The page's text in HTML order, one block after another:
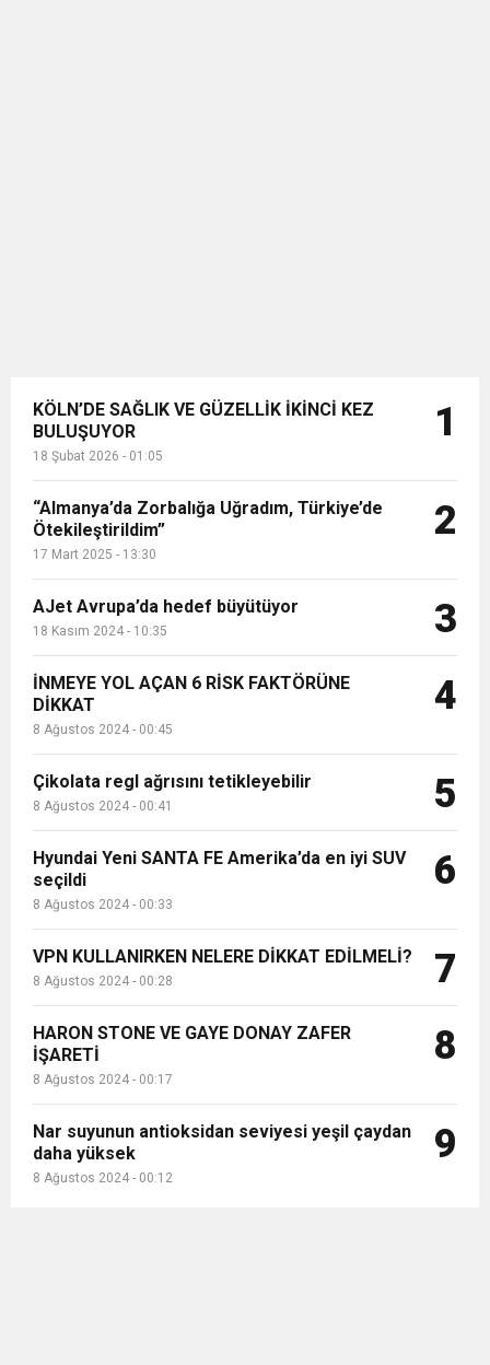
KÖLN’DE SAĞLIK VE GÜZELLİK İKİNCİ KEZ
BULUŞUYOR
18 Şubat 2026 - 01:05
1
“Almanya’da Zorbalığa Uğradım, Türkiye’de
Ötekileştirildim”
17 Mart 2025 - 13:30
2
AJet Avrupa’da hedef büyütüyor
18 Kasım 2024 - 10:35 3
İNMEYE YOL AÇAN 6 RİSK FAKTÖRÜNE
DİKKAT
8 Ağustos 2024 - 00:45
4
Çikolata regl ağrısını tetikleyebilir
8 Ağustos 2024 - 00:41 5
Hyundai Yeni SANTA FE Amerika’da en iyi SUV
seçildi
8 Ağustos 2024 - 00:33
6
VPN KULLANIRKEN NELERE DİKKAT EDİLMELİ?
8 Ağustos 2024 - 00:28 7
HARON STONE VE GAYE DONAY ZAFER
İŞARETİ
8 Ağustos 2024 - 00:17
8
Nar suyunun antioksidan seviyesi yeşil çaydan
daha yüksek
8 Ağustos 2024 - 00:12
9